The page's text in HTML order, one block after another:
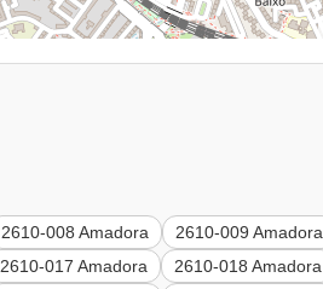
2610-008 Amadora
2610-009 Amadora
2610-017 Amadora
2610-018 Amadora